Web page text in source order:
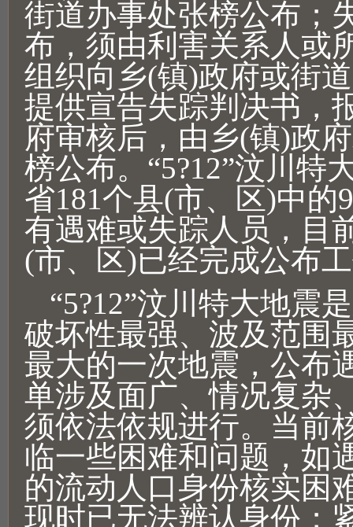
街道办事处张榜公布；
布，须由利害关系人或
组织向乡(镇)政府或街
提供宣告失踪判决书，
府审核后，由乡(镇)政
榜公布。“5?12”汶川特
省181个县(市、区)中的
有遇难或失踪人员，目
(市、区)已经完成公布
“5?12”汶川特大地震
破坏性最强、波及范围
最大的一次地震，公布
单涉及面广、情况复杂
须依法依规进行。当前
临一些困难和问题，如
的流动人口身份核实困
现时已无法辨认身份；